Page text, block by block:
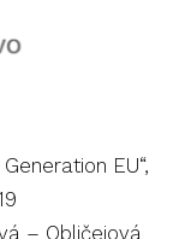
EU“,
– Obličejová